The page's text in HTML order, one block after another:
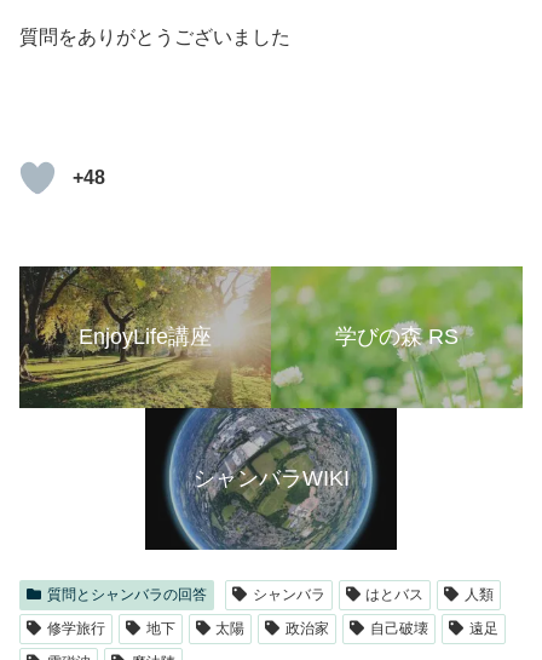
質問をありがとうございました
+48
EnjoyLife講座 学びの森 RS
シャンバラWIKI
質問とシャンバラの回答 シャンバラ はとバス
人類
修学旅行
地下 太陽 政治家 自己破壊
遠足